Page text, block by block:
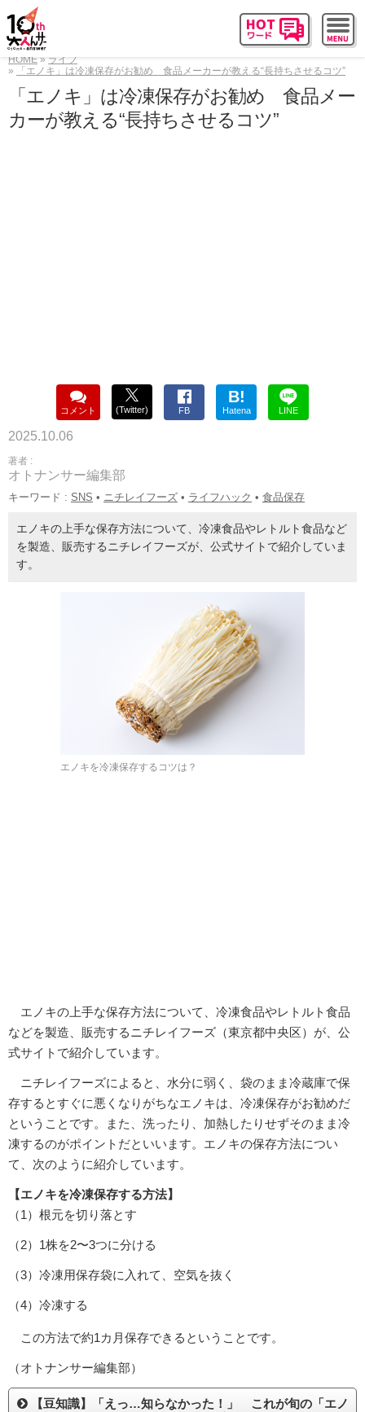
HOME
ライフ
「エノキ」は冷凍保存がお勧め 食品メーカーが教える“長持ちさせるコツ”
「エノキ」は冷凍保存がお勧め 食品メー
カーが教える“長持ちさせるコツ”
コメント (Twitter) FB
B!
Hatena LINE
2025.10.06
著者 :
オトナンサー編集部
キーワード : SNS • ニチレイフーズ • ライフハック • 食品保存
エノキの上手な保存方法について、冷凍食品やレトルト食品など
を製造、販売するニチレイフーズが、公式サイトで紹介していま
す。
エノキを冷凍保存するコツは？
エノキの上手な保存方法について、冷凍食品やレトルト食品
などを製造、販売するニチレイフーズ（東京都中央区）が、公
式サイトで紹介しています。
ニチレイフーズによると、水分に弱く、袋のまま冷蔵庫で保
存するとすぐに悪くなりがちなエノキは、冷凍保存がお勧めだ
ということです。また、洗ったり、加熱したりせずそのまま冷
凍するのがポイントだといいます。エノキの保存方法につい
て、次のように紹介しています。
【エノキを冷凍保存する方法】
（1）根元を切り落とす
（2）1株を2〜3つに分ける
（3）冷凍用保存袋に入れて、空気を抜く
（4）冷凍する
この方法で約1カ月保存できるということです。
（オトナンサー編集部）
【豆知識】「えっ…知らなかった！」 これが旬の「エノ